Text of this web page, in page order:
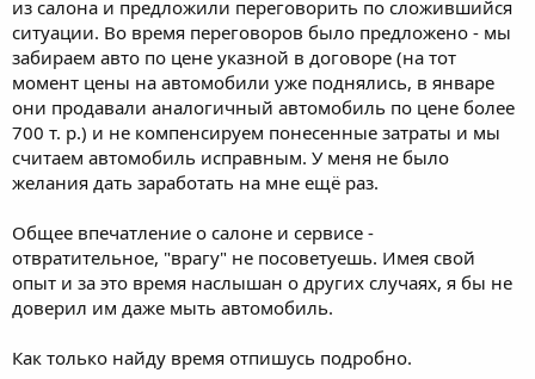
из салона и предложили переговорить по сложившийся
ситуации. Во время переговоров было предложено - мы
забираем авто по цене указной в договоре (на тот
момент цены на автомобили уже поднялись, в январе
они продавали аналогичный автомобиль по цене более
700 т. р.) и не компенсируем понесенные затраты и мы
считаем автомобиль исправным. У меня не было
желания дать заработать на мне ещё раз.
Общее впечатление о салоне и сервисе -
отвратительное, "врагу" не посоветуешь. Имея свой
опыт и за это время наслышан о других случаях, я бы не
доверил им даже мыть автомобиль.
Как только найду время отпишусь подробно.